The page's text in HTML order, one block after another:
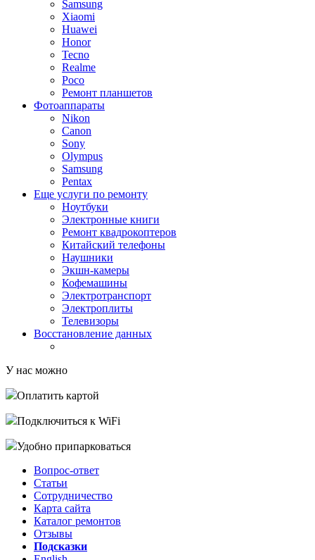
Samsung
Xiaomi
Huawei
Honor
Tecno
Realme
Poco
Ремонт планшетов
Фотоаппараты
Nikon
Canon
Sony
Olympus
Samsung
Pentax
Еще услуги по ремонту
Ноутбуки
Электронные книги
Ремонт квадрокоптеров
Китайский телефоны
Наушники
Экшн-камеры
Кофемашины
Электротранспорт
Электроплиты
Телевизоры
Восстановление данных
У нас можно
Оплатить картой
Подключиться к WiFi
Удобно припарковаться
Вопрос-ответ
Статьи
Сотрудничество
Карта сайта
Каталог ремонтов
Отзывы
Подсказки